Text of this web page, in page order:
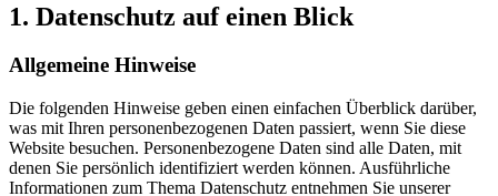
1. Datenschutz auf einen Blick
Allgemeine Hinweise
Die folgenden Hinweise geben einen einfachen Überblick darüber,
was mit Ihren personenbezogenen Daten passiert, wenn Sie diese
Website besuchen. Personenbezogene Daten sind alle Daten, mit
denen Sie persönlich identifiziert werden können. Ausführliche
Informationen zum Thema Datenschutz entnehmen Sie unserer